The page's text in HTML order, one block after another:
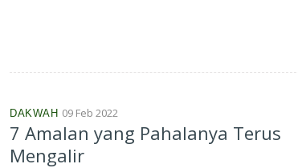
DAKWAH 09 Feb 2022
7 Amalan yang Pahalanya Terus
Mengalir